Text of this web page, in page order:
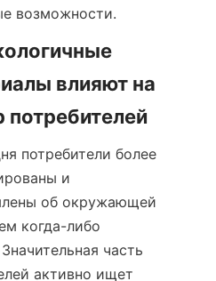
влияют на
и
об окружающей
когда-либо
часть
активно ищет